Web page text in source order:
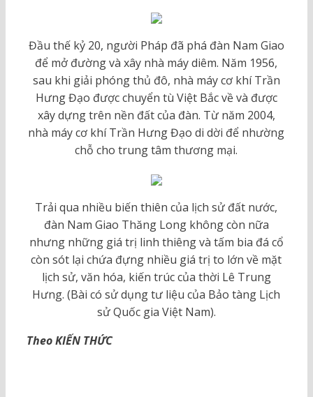
Đầu thế kỷ 20, người Pháp đã phá đàn Nam Giao
để mở đường và xây nhà máy diêm. Năm 1956,
sau khi giải phóng thủ đô, nhà máy cơ khí Trần
Hưng Đạo được chuyển tù Việt Bắc về và được
xây dựng trên nền đất của đàn. Từ năm 2004,
nhà máy cơ khí Trần Hưng Đạo di dời để nhường
chỗ cho trung tâm thương mại.
Trải qua nhiều biến thiên của lịch sử đất nước,
đàn Nam Giao Thăng Long không còn nữa
nhưng những giá trị linh thiêng và tấm bia đá cổ
còn sót lại chứa đựng nhiều giá trị to lớn về mặt
lịch sử, văn hóa, kiến trúc của thời Lê Trung
Hưng. (Bài có sử dụng tư liệu của Bảo tàng Lịch
sử Quốc gia Việt Nam).
Theo KIẾN THỨC